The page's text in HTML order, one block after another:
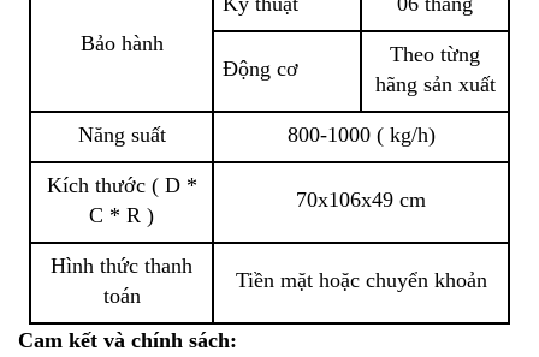
Bảo hành
Động cơ
Theo từng
hãng sản xuất
Năng suất 800-1000 ( kg/h)
Kích thước ( D *
C * R )
70x106x49 cm
Hình thức thanh
toán
Tiền mặt hoặc chuyển khoản
Cam kết và chính sách: